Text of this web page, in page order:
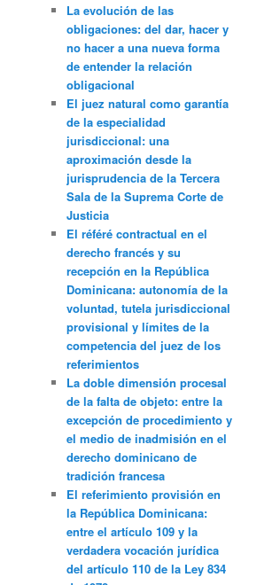
La evolución de las
obligaciones: del dar, hacer y
no hacer a una nueva forma
de entender la relación
obligacional
El juez natural como garantía
de la especialidad
jurisdiccional: una
aproximación desde la
jurisprudencia de la Tercera
Sala de la Suprema Corte de
Justicia
El référé contractual en el
derecho francés y su
recepción en la República
Dominicana: autonomía de la
voluntad, tutela jurisdiccional
provisional y límites de la
competencia del juez de los
referimientos
La doble dimensión procesal
de la falta de objeto: entre la
excepción de procedimiento y
el medio de inadmisión en el
derecho dominicano de
tradición francesa
El referimiento provisión en
la República Dominicana:
entre el artículo 109 y la
verdadera vocación jurídica
del artículo 110 de la Ley 834